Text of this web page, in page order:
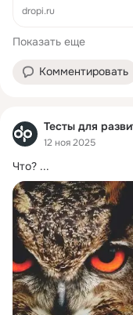
dropi.ru
Показать еще
Комментировать
Тесты для
12 ноя 2025
Что? ...